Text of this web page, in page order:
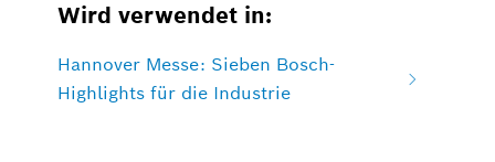
Wird verwendet in:
Hannover Messe: Sieben Bosch-
Highlights für die Industrie